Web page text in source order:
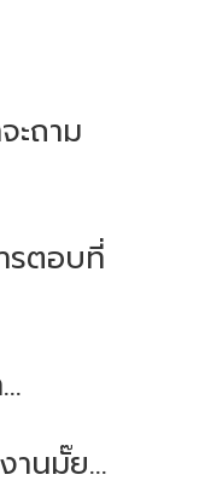
ะถาม
รตอบที่
นมั๊ย...